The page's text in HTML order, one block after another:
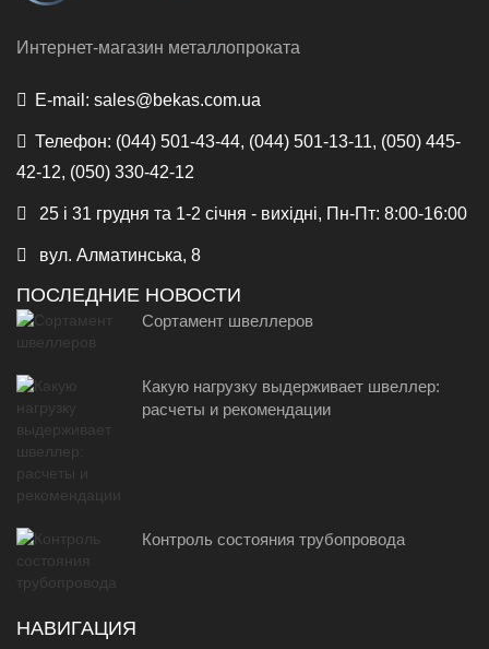
Интернет-магазин металлопроката
E-mail: sales@bekas.com.ua
Телефон: (044) 501-43-44, (044) 501-13-11, (050) 445-
42-12, (050) 330-42-12
25 і 31 грудня та 1-2 січня - вихідні, Пн-Пт: 8:00-16:00
вул. Алматинська, 8
ПОСЛЕДНИЕ НОВОСТИ
Сортамент швеллеров
Какую нагрузку выдерживает швеллер:
расчеты и рекомендации
Контроль состояния трубопровода
НАВИГАЦИЯ